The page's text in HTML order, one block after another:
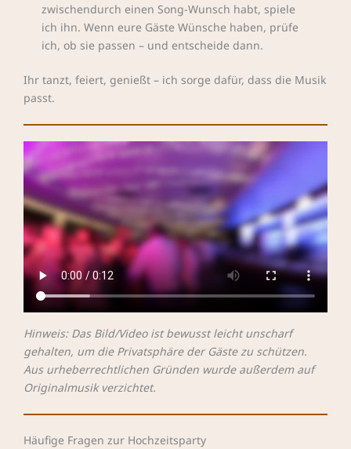
zwischendurch einen Song-Wunsch habt, spiele
ich ihn. Wenn eure Gäste Wünsche haben, prüfe
ich, ob sie passen – und entscheide dann.
Ihr tanzt, feiert, genießt – ich sorge dafür, dass die Musik
passt.
Hinweis: Das Bild/Video ist bewusst leicht unscharf
gehalten, um die Privatsphäre der Gäste zu schützen.
Aus urheberrechtlichen Gründen wurde außerdem auf
Originalmusik verzichtet.
Häufige Fragen zur Hochzeitsparty